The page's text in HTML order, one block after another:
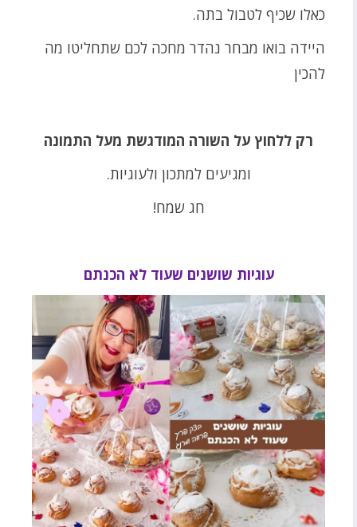
כאלו שכיף לטבול בתה.
היידה בואו מבחר נהדר מחכה לכם שתחליטו מה
להכין
רק ללחוץ על השורה המודגשת מעל התמונה
ומגיעים למתכון ולעוגיות.
חג שמח!
עוגיות שושנים שעוד לא הכנתם